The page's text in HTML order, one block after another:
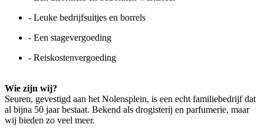
- Leuke bedrijfsuitjes en borrels
- Een stagevergoeding
- Reiskostenvergoeding
Wie zijn wij?
Seuren, gevestigd aan het Nolensplein, is een echt familiebedrijf dat
al bijna 50 jaar bestaat. Bekend als drogisterij en parfumerie, maar
wij bieden zo veel meer.